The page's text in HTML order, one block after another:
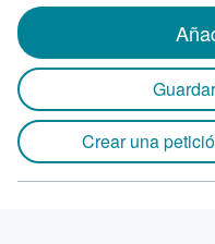
Crear una